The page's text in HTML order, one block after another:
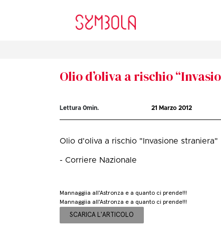
Olio d’oliva a rischio
Lettura0min. 21 Marzo 2012
Olio d'oliva a rischio "Invasione straniera"
- Corriere Nazionale
Mannaggiia all'Astronza e a quanto ci prende!!!
Mannaggiia all'Astronza e a quanto ci prende!!!
SCARICA L'ARTICOLO